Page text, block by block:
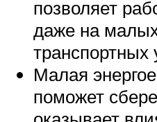
позволяет
даже на
транспортных
Малая
поможет